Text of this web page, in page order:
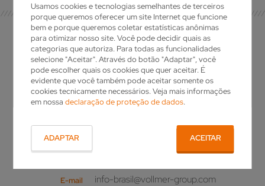
Usamos cookies e tecnologias semelhantes de terceiros
porque queremos oferecer um site Internet que funcione
bem e porque queremos coletar estatísticas anônimas
para otimizar nosso site. Você pode decidir quais as
categorias que autoriza. Para todas as funcionalidades
selecione "Aceitar". Através do botão "Adaptar", você
pode escolher quais os cookies que quer aceitar. É
evidente que você também pode aceitar somente os
cookies tecnicamente necessários. Veja mais informações
em nossadeclaração de proteção de dados.
ADAPTAR ACEITAR
O SEU CONTATO
Tem questões sobre a VOLLMER? Deseja mais
uma oferta individual? Basta nos telefonar!
E-mail info-brasil@vollmer-group.com